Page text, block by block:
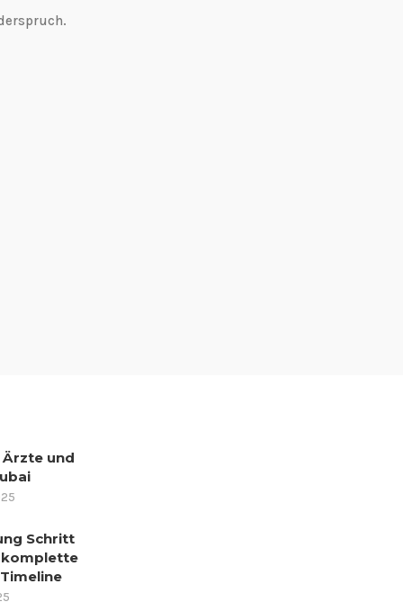
Ärzte und
Schritt
komplette